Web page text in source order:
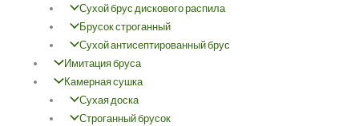
Сухой брус дискового распила
Брусок строганный
Сухой антисептированный брус
Имитация бруса
Камерная сушка
Сухая доска
Строганный брусок